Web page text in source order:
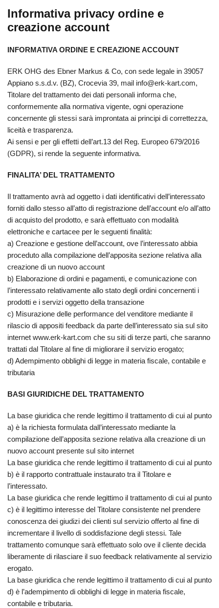
Informativa privacy ordine e
creazione account
INFORMATIVA ORDINE E CREAZIONE ACCOUNT
ERK OHG des Ebner Markus & Co, con sede legale in 39057
Appiano s.s.d.v. (BZ), Crocevia 39, mail info@erk-kart.com,
Titolare del trattamento dei dati personali informa che,
conformemente alla normativa vigente, ogni operazione
concernente gli stessi sarà improntata ai principi di correttezza,
liceità e trasparenza.
Ai sensi e per gli effetti dell’art.13 del Reg. Europeo 679/2016
(GDPR), si rende la seguente informativa.
FINALITA’ DEL TRATTAMENTO
Il trattamento avrà ad oggetto i dati identificativi dell’interessato
forniti dallo stesso all’atto di registrazione dell’account e/o all’atto
di acquisto del prodotto, e sarà effettuato con modalità
elettroniche e cartacee per le seguenti finalità:
a) Creazione e gestione dell’account, ove l’interessato abbia
proceduto alla compilazione dell’apposita sezione relativa alla
creazione di un nuovo account
b) Elaborazione di ordini e pagamenti, e comunicazione con
l’interessato relativamente allo stato degli ordini concernenti i
prodotti e i servizi oggetto della transazione
c) Misurazione delle performance del venditore mediante il
rilascio di appositi feedback da parte dell’interessato sia sul sito
internet www.erk-kart.com che su siti di terze parti, che saranno
trattati dal Titolare al fine di migliorare il servizio erogato;
d) Adempimento obblighi di legge in materia fiscale, contabile e
tributaria
BASI GIURIDICHE DEL TRATTAMENTO
La base giuridica che rende legittimo il trattamento di cui al punto
a) è la richiesta formulata dall’interessato mediante la
compilazione dell’apposita sezione relativa alla creazione di un
nuovo account presente sul sito internet
La base giuridica che rende legittimo il trattamento di cui al punto
b) è il rapporto contrattuale instaurato tra il Titolare e
l’interessato.
La base giuridica che rende legittimo il trattamento di cui al punto
c) è il legittimo interesse del Titolare consistente nel prendere
conoscenza dei giudizi dei clienti sul servizio offerto al fine di
incrementare il livello di soddisfazione degli stessi. Tale
trattamento comunque sarà effettuato solo ove il cliente decida
liberamente di rilasciare il suo feedback relativamente al servizio
erogato.
La base giuridica che rende legittimo il trattamento di cui al punto
d) è l’adempimento di obblighi di legge in materia fiscale,
contabile e tributaria.